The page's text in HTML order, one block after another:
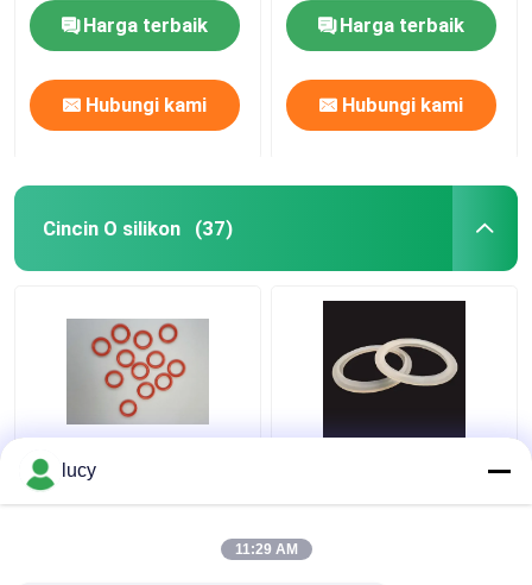
Harga terbaik
Hubungi kami
Harga terbaik
Hubungi kami
Cincin O silikon (37)
60-70 Kekerasan SI
Silicone O Rings
Rumah Tangga
lucy
11:29 AM